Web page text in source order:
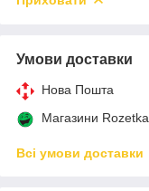
Умови доставки
Нова Пошта
Магазини Rozetka
Всі умови доставки